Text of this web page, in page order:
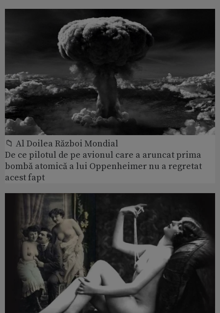
📁 Al Doilea Război Mondial
De ce pilotul de pe avionul care a aruncat prima
bombă atomică a lui Oppenheimer nu a regretat
acest fapt